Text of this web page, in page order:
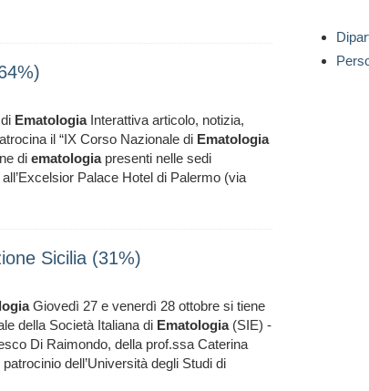
EmatologiaInterattiva articolo, notizia,
il “IX Corso Nazionale di Ematologia
di ematologiapresenti nelle sedi
Palace Hotel di Palermo (via
Sicilia (31%)
Giovedì 27 e venerdì 28 ottobre si tiene
della Società Italiana di Ematologia(SIE) -
Di Raimondo, della prof.ssa Caterina
dell’Università degli Studi di